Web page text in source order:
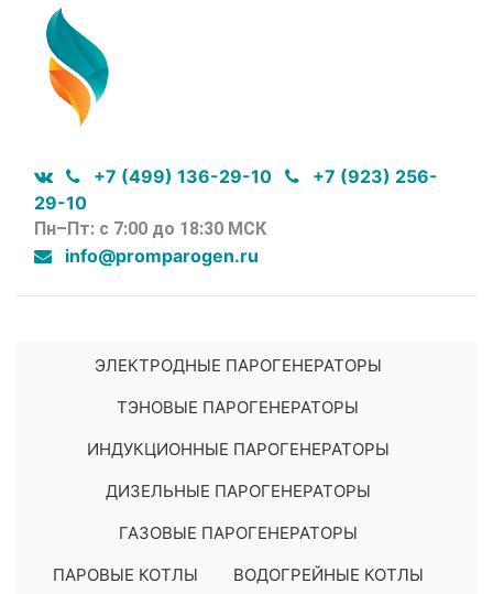
+7 (499) 136-29-10
+7 (923) 256-
29-10
Пн–Пт: с 7:00 до 18:30 МСК
info@promparogen.ru
ЭЛЕКТРОДНЫЕ ПАРОГЕНЕРАТОРЫ
ТЭНОВЫЕ ПАРОГЕНЕРАТОРЫ
ИНДУКЦИОННЫЕ ПАРОГЕНЕРАТОРЫ
ДИЗЕЛЬНЫЕ ПАРОГЕНЕРАТОРЫ
ГАЗОВЫЕ ПАРОГЕНЕРАТОРЫ
ПАРОВЫЕ КОТЛЫ
ВОДОГРЕЙНЫЕ КОТЛЫ